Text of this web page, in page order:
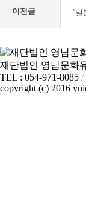
이전글 “
재단법인 영남문화
TEL : 054-971-8085 /
copyright (c) 2016